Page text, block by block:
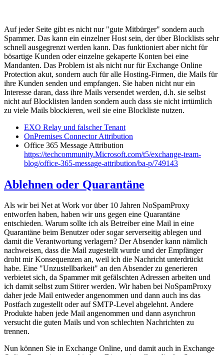
Auf jeder Seite gibt es nicht nur "gute Mitbürger" sondern auch
Spammer. Das kann ein einzelner Host sein, der über Blocklists sehr
schnell ausgegrenzt werden kann. Das funktioniert aber nicht für
bösartige Kunden oder einzelne gekaperte Konten bei eine
Mandanten. Das Problem ist als nicht nur für Exchange Online
Protection akut, sondern auch für alle Hosting-Firmen, die Mails für
ihre Kunden senden und empfangen. Sie haben nicht nur ein
Interesse daran, dass ihre Mails versendet werden, d.h. sie selbst
nicht auf Blocklisten landen sondern auch dass sie nicht irrtümlich
zu viele Mails blockieren, weil sie eine Blockliste nutzen.
EXO Relay und falscher Tenant
OnPremises Connector Attribution
Office 365 Message Attribution
https://techcommunity.Microsoft.com/t5/exchange-team-
blog/office-365-message-attribution/ba-p/749143
Ablehnen oder Quarantäne
Als wir bei Net at Work vor über 10 Jahren NoSpamProxy
entworfen haben, haben wir uns gegen eine Quarantäne
entschieden. Warum sollte ich als Betreiber eine Mail in eine
Quarantäne beim Benutzer oder sogar serverseitig ablegen und
damit die Verantwortung verlagern? Der Absender kann nämlich
nachweisen, dass die Mail zugestellt wurde und der Empfänger
droht mir Konsequenzen an, weil ich die Nachricht unterdrückt
habe. Eine "Unzustellbarkeit" an den Absender zu generieren
verbietet sich, da Spammer mit gefälschten Adressen arbeiten und
ich damit selbst zum Störer werden. Wir haben bei NoSpamProxy
daher jede Mail entweder angenommen und dann auch ins das
Postfach zugestellt oder auf SMTP-Level abgelehnt. Andere
Produkte haben jede Mail angenommen und dann asynchron
versucht die guten Mails und von schlechten Nachrichten zu
trennen.
Nun können Sie in Exchange Online, und damit auch in Exchange